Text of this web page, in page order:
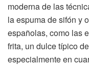
moderna de las
la espuma de sifón y
españolas, como las
frita, un dulce típico
especialmente en